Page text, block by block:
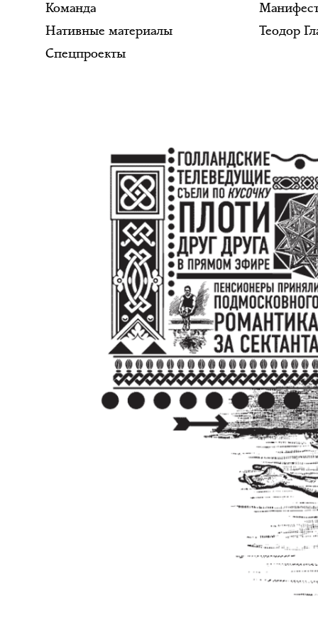
Команда
Нативные материалы
Теодор
Спецпроекты